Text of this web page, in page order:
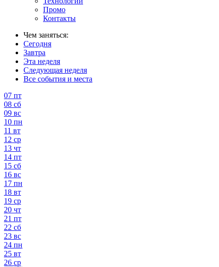
Промо
Контакты
Чем заняться:
Сегодня
Завтра
Эта неделя
Следующая неделя
Все события и места
07 пт
08 сб
09 вс
10 пн
11 вт
12 ср
13 чт
14 пт
15 сб
16 вс
17 пн
18 вт
19 ср
20 чт
21 пт
22 сб
23 вс
24 пн
25 вт
26 ср